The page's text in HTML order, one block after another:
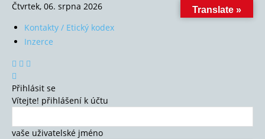
Čtvrtek, 06. srpna 2026
Kontakty / Etický kodex
Inzerce
Přihlásit se
Vítejte! přihlášení k účtu
vaše uživatelské jméno
Translate »